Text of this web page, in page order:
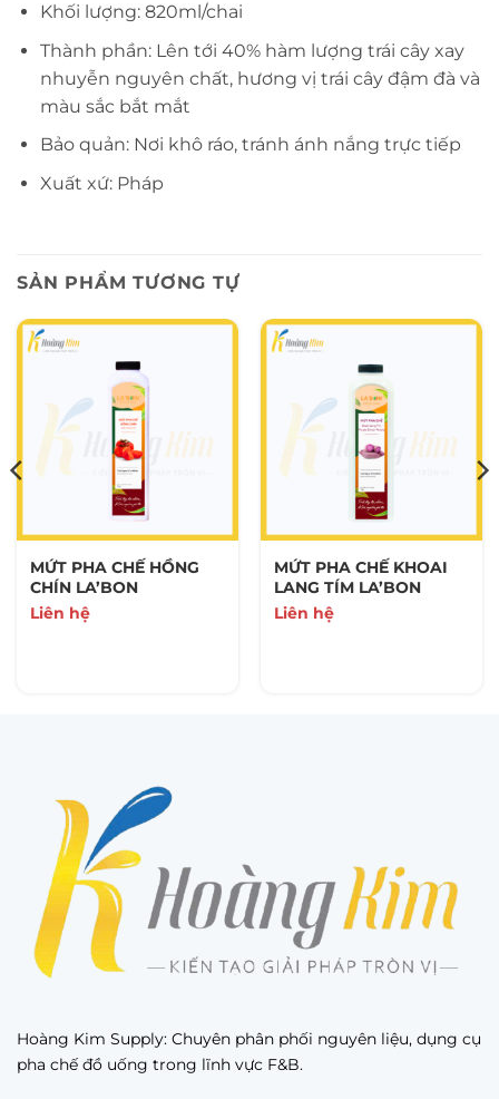
Khối lượng: 820ml/chai
Thành phần: Lên tới 40% hàm lượng trái cây xay
nhuyễn nguyên chất, hương vị trái cây đậm đà và
màu sắc bắt mắt
Bảo quản: Nơi khô ráo, tránh ánh nắng trực tiếp
Xuất xứ: Pháp
SẢN PHẨM TƯƠNG TỰ
MỨT PHA CHẾ HỒNG
CHÍN LA’BON
Liên hệ
MỨT PHA CHẾ KHOAI
LANG TÍM LA’BON
Liên hệ
Hoàng Kim Supply: Chuyên phân phối nguyên liệu, dụng cụ
pha chế đồ uống trong lĩnh vực F&B.